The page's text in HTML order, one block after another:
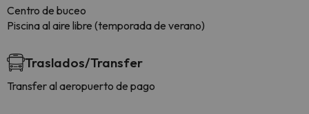
Centro de buceo
Piscina al aire libre (temporada de verano)
Traslados/Transfer
Transfer al aeropuerto de pago